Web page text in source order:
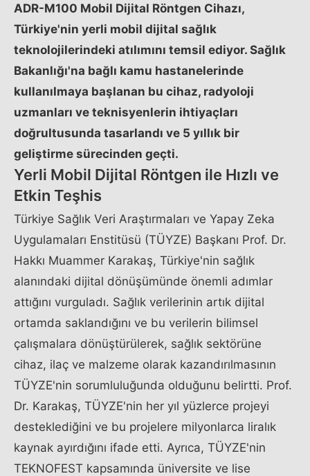
ADR-M100 Mobil Dijital Röntgen Cihazı,
Türkiye'nin yerli mobil dijital sağlık
teknolojilerindeki atılımını temsil ediyor. Sağlık
Bakanlığı'na bağlı kamu hastanelerinde
kullanılmaya başlanan bu cihaz, radyoloji
uzmanları ve teknisyenlerin ihtiyaçları
doğrultusunda tasarlandı ve 5 yıllık bir
geliştirme sürecinden geçti.
Yerli Mobil Dijital Röntgen ile Hızlı ve
Etkin Teşhis
Türkiye Sağlık Veri Araştırmaları ve Yapay Zeka
Uygulamaları Enstitüsü (TÜYZE) Başkanı Prof. Dr.
Hakkı Muammer Karakaş, Türkiye'nin sağlık
alanındaki dijital dönüşümünde önemli adımlar
attığını vurguladı. Sağlık verilerinin artık dijital
ortamda saklandığını ve bu verilerin bilimsel
çalışmalara dönüştürülerek, sağlık sektörüne
cihaz, ilaç ve malzeme olarak kazandırılmasının
TÜYZE'nin sorumluluğunda olduğunu belirtti. Prof.
Dr. Karakaş, TÜYZE'nin her yıl yüzlerce projeyi
desteklediğini ve bu projelere milyonlarca liralık
kaynak ayırdığını ifade etti. Ayrıca, TÜYZE'nin
TEKNOFEST kapsamında üniversite ve lise